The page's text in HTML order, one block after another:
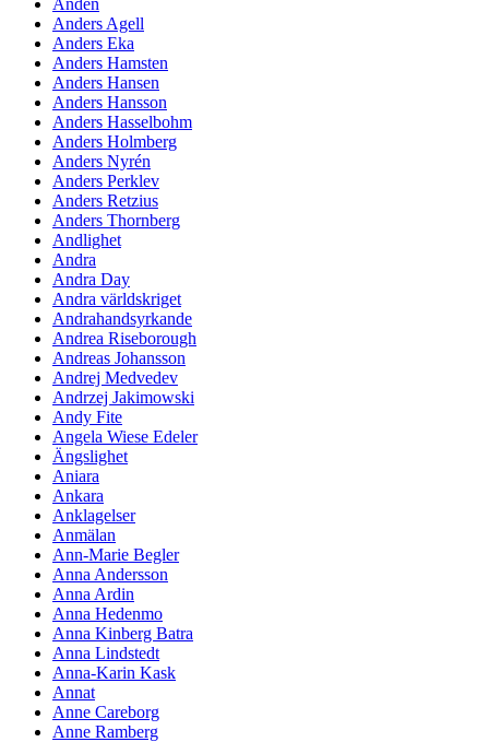
Anders Agell
Anders Eka
Anders Hamsten
Anders Hansen
Anders Hansson
Anders Hasselbohm
Anders Holmberg
Anders Nyrén
Anders Perklev
Anders Retzius
Anders Thornberg
Andlighet
Andra
Andra Day
Andra världskriget
Andrahandsyrkande
Andrea Riseborough
Andreas Johansson
Andrej Medvedev
Andrzej Jakimowski
Andy Fite
Angela Wiese Edeler
Ängslighet
Aniara
Ankara
Anklagelser
Anmälan
Ann-Marie Begler
Anna Andersson
Anna Ardin
Anna Hedenmo
Anna Kinberg Batra
Anna Lindstedt
Anna-Karin Kask
Annat
Anne Careborg
Anne Ramberg